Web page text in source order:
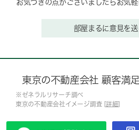
お気づきの点がございましたらお気軽
部屋まるに意見を送
東京の不動産会社 顧客満
※ゼネラルリサーチ調べ
東京の不動産会社イメージ調査 [ 詳細